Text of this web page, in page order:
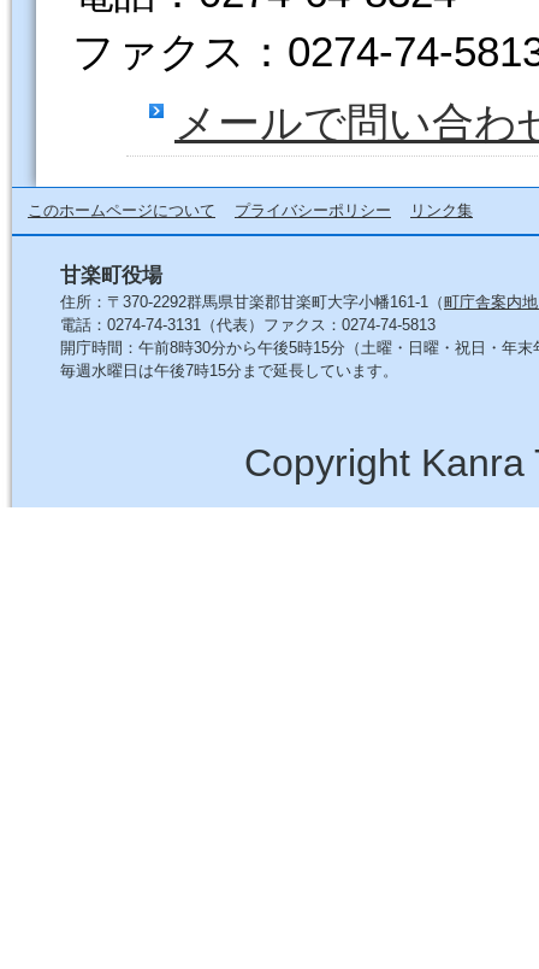
ファクス：0274-74-
メールで問い合わ
このホームページについて プライバシーポリシー リンク集
甘楽町役場
住所：〒370-2292群馬県甘楽郡甘楽町大字小幡161-1（町庁舎案内
電話：0274-74-3131（代表）ファクス：0274-74-5813
開庁時間：午前8時30分から午後5時15分（土曜・日曜・祝日・年末
毎週水曜日は午後7時15分まで延長しています。
Copyright Kanra